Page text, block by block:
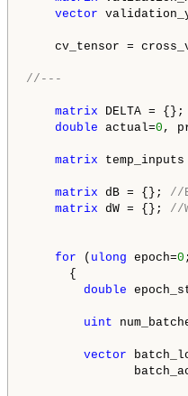
vector
cv_tensor =
//---
matrix DELTA = {};
double actual=0 ,
matrix
matrix dB = {}; //
matrix dW = {}; //
for ( ulong epoch=0
{
double
uint
vector